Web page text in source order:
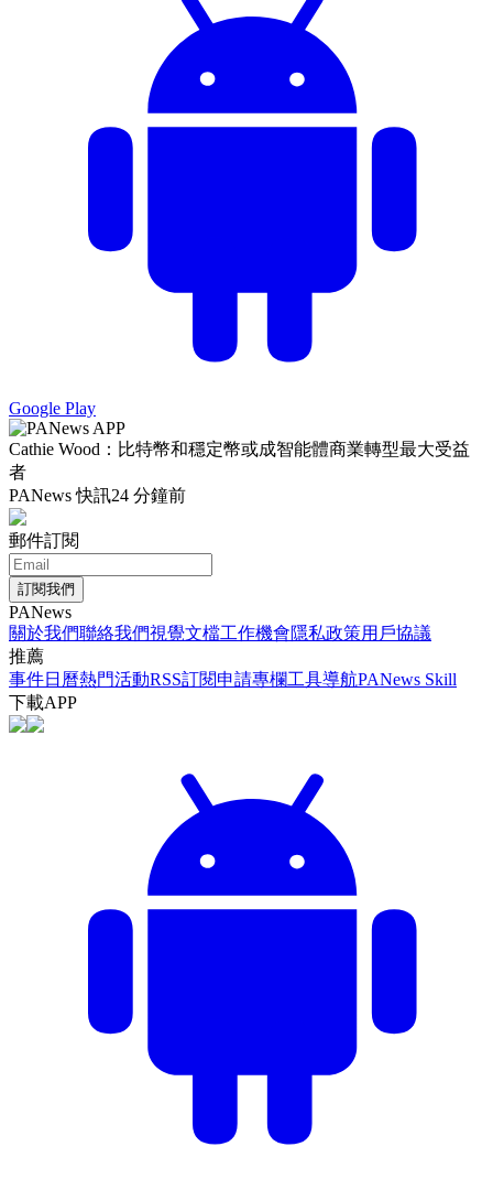
Google Play
Cathie Wood：比特幣和穩定幣或成智能體商業轉型最大受益
者
PANews 快訊24 分鐘前
郵件訂閱
訂閱我們
PANews
關於我們聯絡我們視覺文檔工作機會隱私政策用戶協議
推薦
事件日曆熱門活動RSS訂閱申請專欄工具導航PANews Skill
下載APP